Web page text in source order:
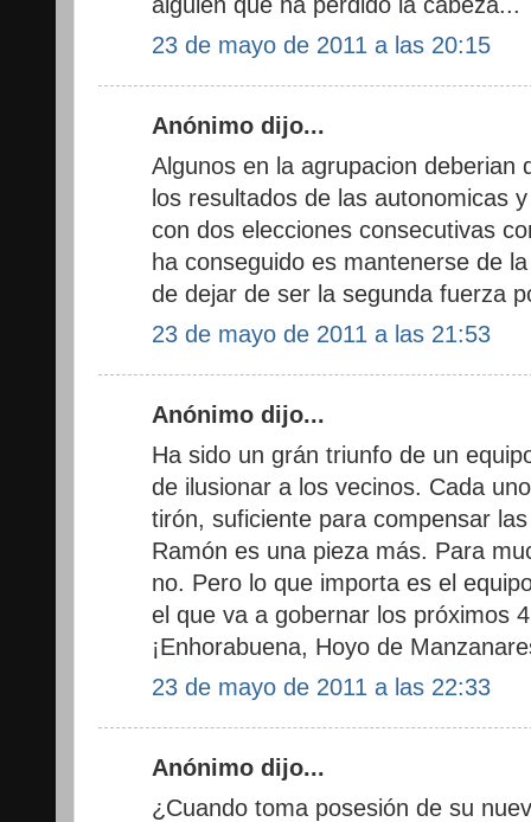
23 de mayo de 2011 a las 20:15
Anónimo dijo...
Algunos en la agrupacion deberian
los resultados de las autonomicas
con dos elecciones consecutivas
ha conseguido es mantenerse de
de dejar de ser la segunda fuerza
23 de mayo de 2011 a las 21:53
Anónimo dijo...
Ha sido un grán triunfo de un
de ilusionar a los vecinos. Cada
tirón, suficiente para compensar
Ramón es una pieza más. Para
no. Pero lo que importa es el
el que va a gobernar los próximos
¡Enhorabuena, Hoyo de
23 de mayo de 2011 a las 22:33
Anónimo dijo...
¿Cuando toma posesión de su